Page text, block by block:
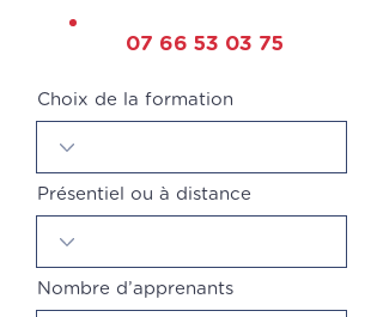
07 66 53 03 75
Choix de la formation
Présentiel ou à distance
Nombre d’apprenants